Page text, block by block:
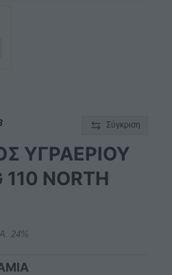
Σύγκριση
ΥΓΡΑΕΡΙΟΥ
NORTH
24%